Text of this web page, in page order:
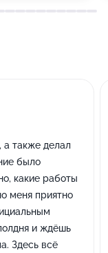
а также делал
было
какие работы
меня приятно
и ждёшь
Здесь всё